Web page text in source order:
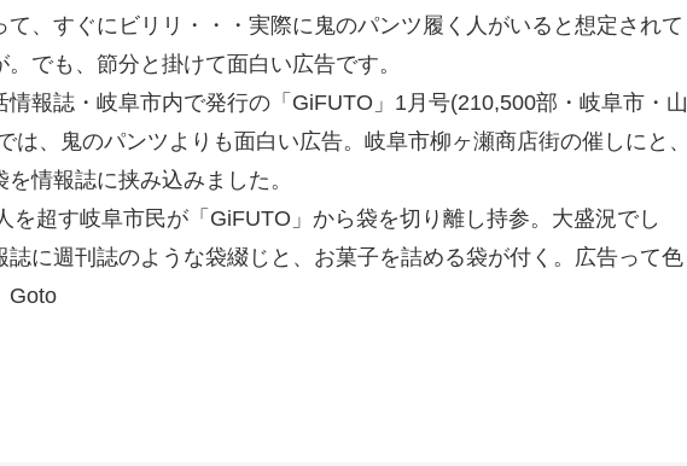
、すぐにビリリ・・・実際に鬼のパンツ履く人がいると想定されて
でも、節分と掛けて面白い広告です。
報誌・岐阜市内で発行の「GiFUTO」1月号(210,500部・岐阜市・山
は、鬼のパンツよりも面白い広告。岐阜市柳ヶ瀬商店街の催しにと、
情報誌に挟み込みました。
を超す岐阜市民が「GiFUTO」から袋を切り離し持参。大盛況でし
に週刊誌のような袋綴じと、お菓子を詰める袋が付く。広告って色
Goto